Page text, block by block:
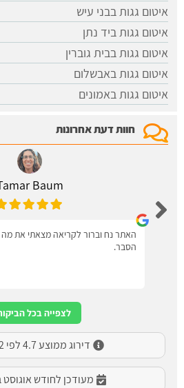
איטום גגות בבני עיש
איטום גגות ביד נתן
איטום גגות בבית גוברין
איטום גגות באבשלום
איטום גגות באמונים
חוות דעת אחרונות
Baum
האתר נח וברור לקריאה מצאתי את מה
הסבר.
לצפייה בכל
דירוג ממוצע 4.7 לפי 132 דירוגים
מעודכן לחודש אוגוסט